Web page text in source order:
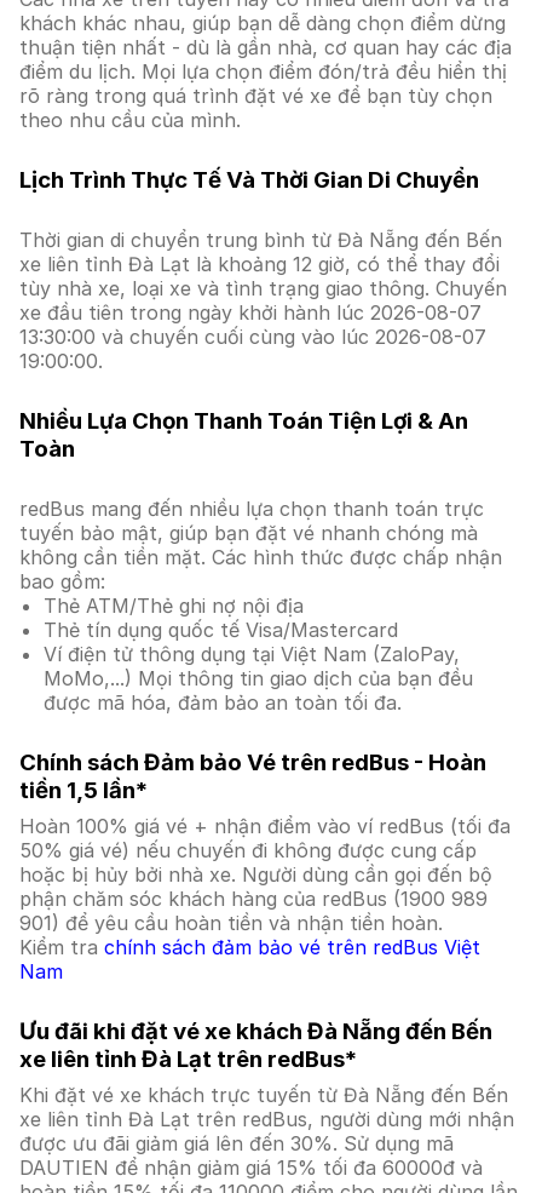
khách khác nhau, giúp bạn dễ dàng chọn điểm dừng
thuận tiện nhất - dù là gần nhà, cơ quan hay các địa
điểm du lịch. Mọi lựa chọn điểm đón/trả đều hiển thị
rõ ràng trong quá trình đặt vé xe để bạn tùy chọn
theo nhu cầu của mình.
Lịch Trình Thực Tế Và Thời Gian Di Chuyển
Thời gian di chuyển trung bình từ Đà Nẵng đến Bến
xe liên tỉnh Đà Lạt là khoảng 12 giờ, có thể thay đổi
tùy nhà xe, loại xe và tình trạng giao thông. Chuyến
xe đầu tiên trong ngày khởi hành lúc 2026-08-07
13:30:00 và chuyến cuối cùng vào lúc 2026-08-07
19:00:00.
Nhiều Lựa Chọn Thanh Toán Tiện Lợi & An
Toàn
redBus mang đến nhiều lựa chọn thanh toán trực
tuyến bảo mật, giúp bạn đặt vé nhanh chóng mà
không cần tiền mặt. Các hình thức được chấp nhận
bao gồm:
Thẻ ATM/Thẻ ghi nợ nội địa
Thẻ tín dụng quốc tế Visa/Mastercard
Ví điện tử thông dụng tại Việt Nam (ZaloPay,
MoMo,...) Mọi thông tin giao dịch của bạn đều
được mã hóa, đảm bảo an toàn tối đa.
Chính sách Đảm bảo Vé trên redBus - Hoàn
tiền 1,5 lần*
Hoàn 100% giá vé + nhận điểm vào ví redBus (tối đa
50% giá vé) nếu chuyến đi không được cung cấp
hoặc bị hủy bởi nhà xe. Người dùng cần gọi đến bộ
phận chăm sóc khách hàng của redBus (1900 989
901) để yêu cầu hoàn tiền và nhận tiền hoàn.
Kiểm tra chính sách đảm bảo vé trên redBus Việt
Nam
Ưu đãi khi đặt vé xe khách Đà Nẵng đến Bến
xe liên tỉnh Đà Lạt trên redBus*
Khi đặt vé xe khách trực tuyến từ Đà Nẵng đến Bến
xe liên tỉnh Đà Lạt trên redBus, người dùng mới nhận
được ưu đãi giảm giá lên đến 30%. Sử dụng mã
DAUTIEN để nhận giảm giá 15% tối đa 60000đ và